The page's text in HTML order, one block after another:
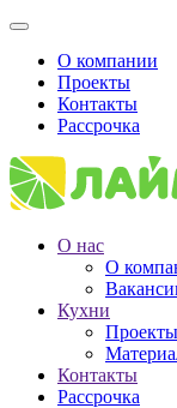
О компании
Проекты
Контакты
Рассрочка
О нас
О
Кухни
Проекты
Контакты
Рассрочка